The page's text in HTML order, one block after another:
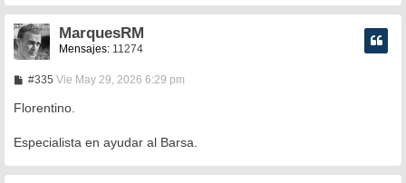
MarquesRM
Mensajes: 11274
#335M
n
s
j
Vie May 29, 2026 6:29 pm
Florentino.
Especialista en ayudar al Barsa.